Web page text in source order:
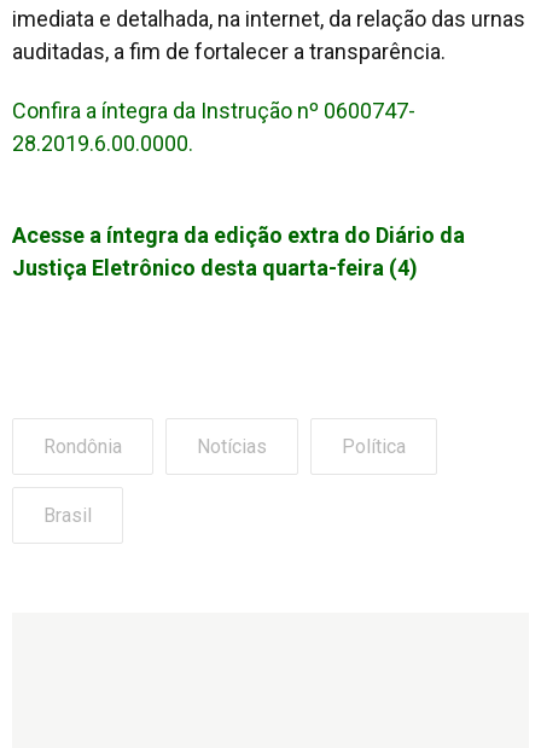
imediata e detalhada, na internet, da relação das urnas
auditadas, a fim de fortalecer a transparência.
Confira a íntegra da Instrução nº 0600747-
28.2019.6.00.0000.
Acesse a íntegra da edição extra do Diário da
Justiça Eletrônico desta quarta-feira (4)
Rondônia Notícias Política
Brasil